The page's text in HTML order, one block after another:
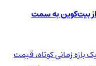
بیت‌کوین به سمت
زمانی کوتاه، قیمت